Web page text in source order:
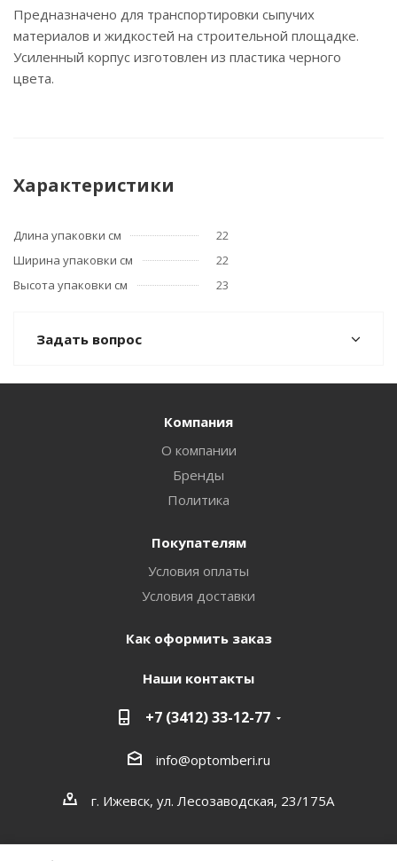
Предназначено для транспортировки сыпучих
материалов и жидкостей на строительной площадке.
Усиленный корпус изготовлен из пластика черного
цвета.
Характеристики
Длина упаковки см
22
Ширина упаковки см
22
Высота упаковки см
23
Задать вопрос
Компания
О компании
Бренды
Политика
Покупателям
Условия оплаты
Условия доставки
Как оформить заказ
Наши контакты
+7 (3412) 33-12-77
info@optomberi.ru
г. Ижевск, ул. Лесозаводская, 23/175А